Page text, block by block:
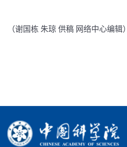
（谢国栋 朱琼 供稿 网络中心编辑）